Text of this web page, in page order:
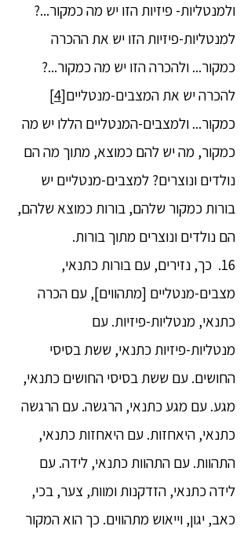
ולמנטליות- פיזיות הזו יש מה כמקור...?
למנטליות-פיזיות הזו יש את ההכרה
כמקור... ולהכרה הזו יש מה כמקור...?
להכרה יש את המצבים-מנטליים[4]
כמקור... ולמצבים-המנטליים הללו יש מה
כמקור, מה יש להם כמוצא, מתוך מה הם
נולדים ונוצרים? למצבים-מנטליים יש
בורות כמקור שלהם, בורות כמוצא שלהם,
הם נולדים ונוצרים מתוך בורות.
16. כך, נזירים, עם בורות כתנאי,
מצבים-מנטליים [מתהווים], עם הכרה
כתנאי, מנטליות-פיזיות. עם
מנטליות-פיזיות כתנאי, ששת בסיסי
החושים. עם ששת בסיסי החושים כתנאי,
מגע. עם מגע כתנאי, הרגשה. עם הרגשה
כתנאי, היאחזות. עם היאחזות כתנאי,
התהוות. עם התהוות כתנאי, לידה. עם
לידה כתנאי, הזדקנות ומוות, צער, בכי,
כאב, יגון, וייאוש מתהווים. כך הוא המקור